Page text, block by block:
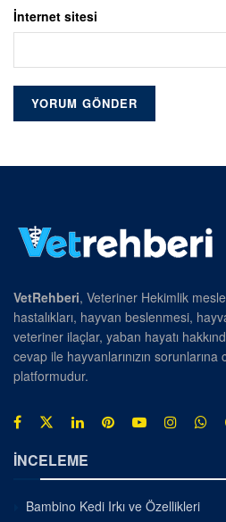
İnternet sitesi
VetRehberi, Veteriner Hekimlik
hastalıkları, hayvan beslenmesi,
veteriner ilaçlar, yaban hayatı
cevap ile hayvanlarınızın
platformudur.
İNCELEME
Bambino Kedi Irkı ve Özellikleri